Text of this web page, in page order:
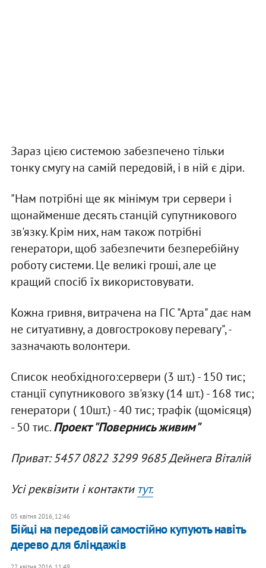
Зараз цією системою забезпечено тільки
тонку смугу на самій передовій, і в ній є діри.
"Нам потрібні ще як мінімум три сервери і
щонайменше десять станцій супутникового
зв'язку. Крім них, нам також потрібні
генератори, щоб забезпечити безперебійну
роботу системи. Це великі гроші, але це
кращий спосіб їх використовувати.
Кожна гривня, витрачена на ГІС "Арта" дає нам
не ситуативну, а довгострокову перевагу", -
зазначають волонтери.
Список необхідного:сервери (3 шт.) - 150 тис;
станції супутникового зв'язку (14 шт.) - 168 тис;
генератори ( 10шт.) - 40 тис; трафік (щомісяця)
- 50 тис.Проект "Повернись живим"
Приват: 5457 0822 3299 9685 Дейнега Віталій
Усі реквізити і контакти тут.
05 квітня 2016, 12:46
Бійці на передовій самостійно купують навіть
дерево для бліндажів